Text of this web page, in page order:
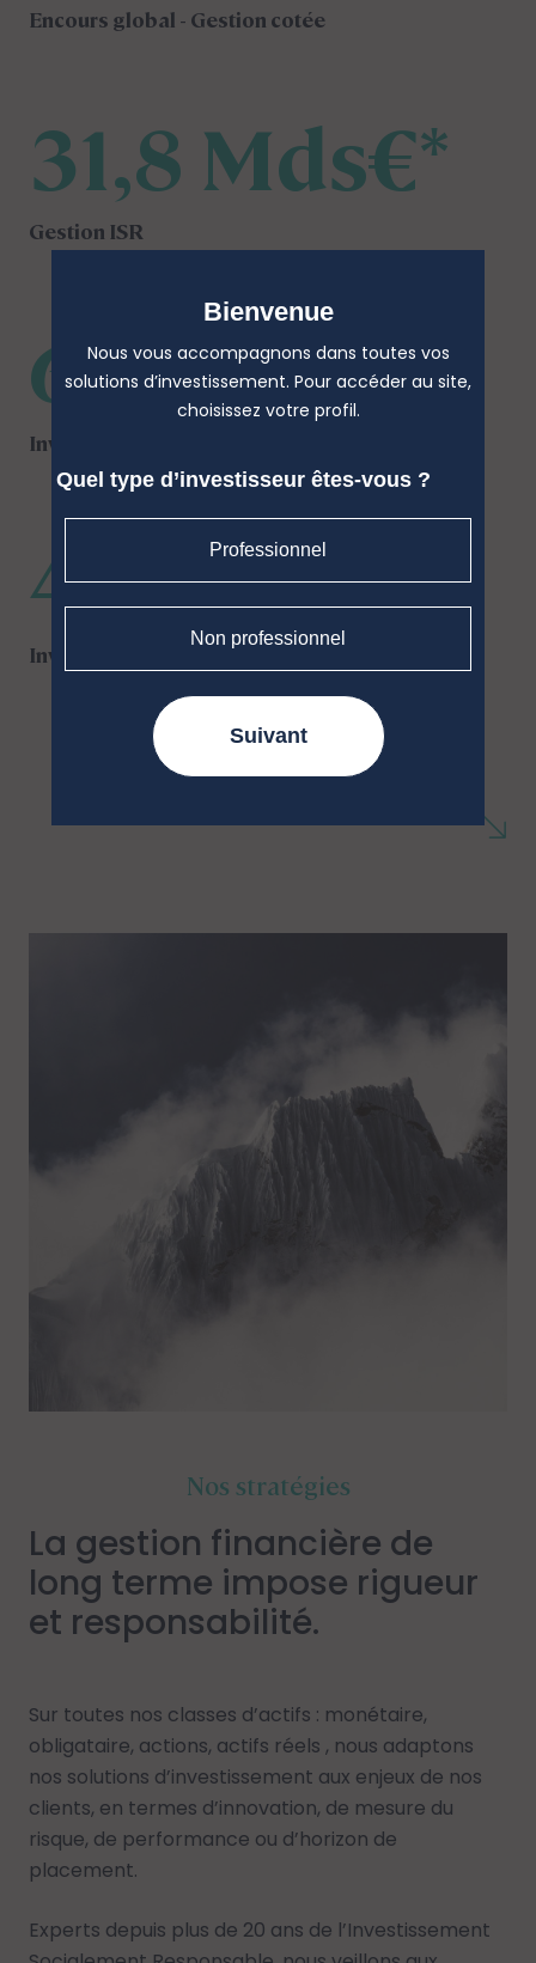
Encours global - Gestion cotée
Gestion ISR
31,8 Mds€*
Investisseurs institutionnels
60 %
Investisseurs particuliers
40 %
*soit près de 95 % de l'encours global
Nos stratégies
La gestion financière de
long terme impose rigueur
et responsabilité.
Sur toutes nos classes d’actifs : monétaire,
obligataire, actions, actifs réels , nous adaptons
nos solutions d’investissement aux enjeux de nos
clients, en termes d’innovation, de mesure du
risque, de performance ou d’horizon de
placement.
Experts depuis plus de 20 ans de l’Investissement
Bienvenue
Nous vous accompagnons dans toutes vos
solutions d’investissement. Pour accéder au site,
choisissez votre profil.
Quel type d’investisseur êtes-vous ?
Professionnel
Non professionnel
Suivant